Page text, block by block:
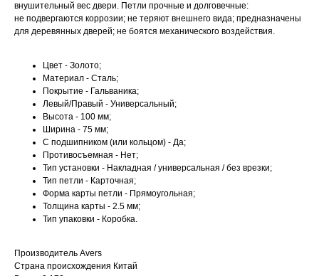
внушительный вес двери. Петли прочные и долговечные:
не подвергаются коррозии; не теряют внешнего вида; предназначены
для деревянных дверей; не боятся механического воздействия.
Цвет - Золото;
Материал - Сталь;
Покрытие - Гальваника;
Левый/Правый - Универсальный;
Высота - 100 мм;
Ширина - 75 мм;
С подшипником (или кольцом) - Да;
Противосъемная - Нет;
Тип установки - Накладная / универсальная / без врезки;
Тип петли - Карточная;
Форма карты петли - Прямоугольная;
Толщина карты - 2.5 мм;
Тип упаковки - Коробка.
Производитель Avers
Страна происхождения Китай